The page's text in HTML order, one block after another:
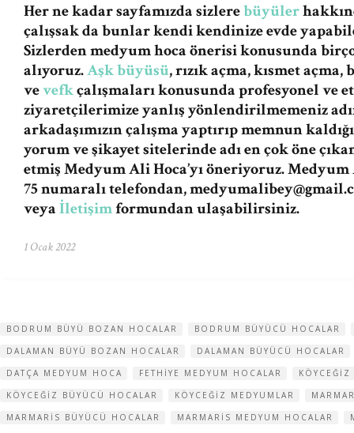
Her ne kadar sayfamızda sizlerebüyüler
çalışsak da bunlar kendi kendinize evde
Sizlerden medyum hoca önerisi konusunda
alıyoruz.Aşk büyüsü, rızık açma, kısmet açma,
vevefkçalışmaları konusunda profesyonel ve
ziyaretçilerimize yanlış yönlendirilmemeniz
arkadaşımızın çalışma yaptırıp memnun
yorum ve şikayet sitelerinde adı en çok öne
etmiş Medyum Ali Hoca’yı öneriyoruz. Medyum
75 numaralı telefondan,
veyaİletişimformundan ulaşabilirsiniz.
1 Ocak 2022
BODRUM BÜYÜ BOZAN HOCALAR
BODRUM BÜYÜCÜ HOCALAR
DALAMAN BÜYÜ BOZAN HOCALAR
DALAMAN BÜYÜCÜ HOCALAR
DATÇA MEDYUM HOCA
FETHIYE MEDYUM HOCALAR
KÖYCEĞIZ BÜYÜCÜ HOCALAR
KÖYCEĞIZ MEDYUMLAR
MARMARIS BÜYÜCÜ HOCALAR
MARMARIS MEDYUM HOCALAR